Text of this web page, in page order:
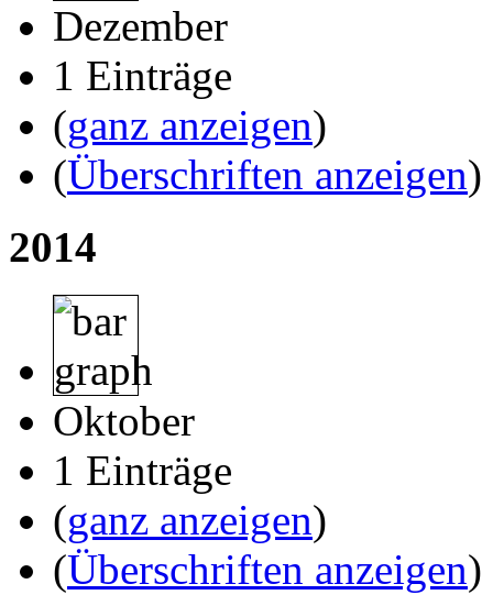
Dezember
1 Einträge
(ganz anzeigen)
(Überschriften anzeigen)
2014
Oktober
1 Einträge
(ganz anzeigen)
(Überschriften anzeigen)